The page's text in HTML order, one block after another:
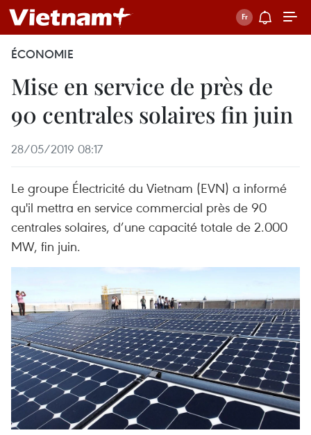
ÉCONOMIE
Mise en service de près de
90 centrales solaires fin juin
28/05/2019 08:17
Le groupe Électricité du Vietnam (EVN) a informé
qu'il mettra en service commercial près de 90
centrales solaires, d’une capacité totale de 2.000
MW, fin juin.